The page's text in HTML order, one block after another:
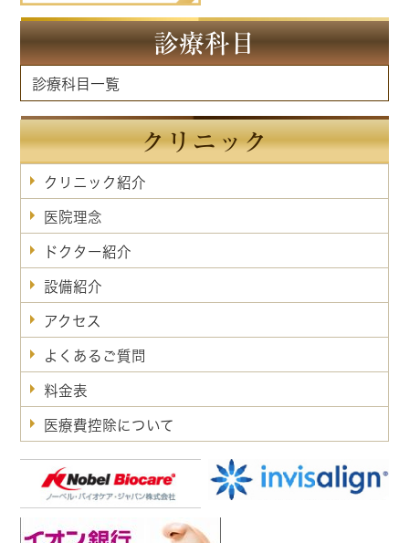
診療科目
診療科目一覧
クリニック
クリニック紹介
医院理念
ドクター紹介
設備紹介
アクセス
よくあるご質問
料金表
医療費控除について